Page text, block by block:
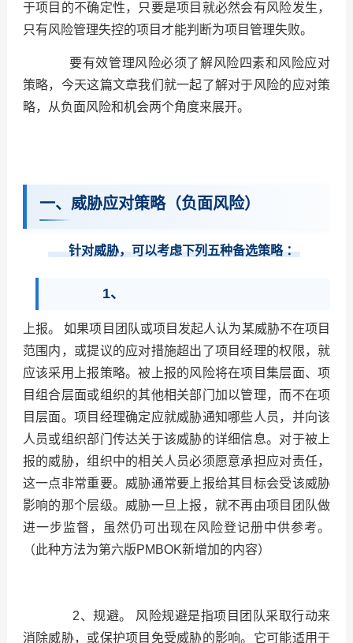
于项目的不确定性，只要是项目就必然会有风险发生，
只有风险管理失控的项目才能判断为项目管理失败。
要有效管理风险必须了解风险四素和风险应对
策略，今天这篇文章我们就一起了解对于风险的应对策
略，从负面风险和机会两个角度来展开。
一、威胁应对策略（负面风险）
针对威胁，可以考虑下列五种备选策略 ：
1、
上报。
如果项目团队或项目发起人认为某威胁不在项目
范围内，或提议的应对措施超出了项目经理的权限，就
应该采用上报策略。被上报的风险将在项目集层面、项
目组合层面或组织的其他相关部门加以管理，而不在项
目层面。项目经理确定应就威胁通知哪些人员，并向该
人员或组织部门传达关于该威胁的详细信息。对于被上
报的威胁，组织中的相关人员必须愿意承担应对责任，
这一点非常重要。威胁通常要上报给其目标会受该威胁
影响的那个层级。威胁一旦上报，就不再由项目团队做
进一步监督，虽然仍可出现在风险登记册中供参考。
（此种方法为第六版PMBOK新增加的内容）
2、规避。 风险规避是指项目团队采取行动来
消除威胁，或保护项目免受威胁的影响。它可能适用于